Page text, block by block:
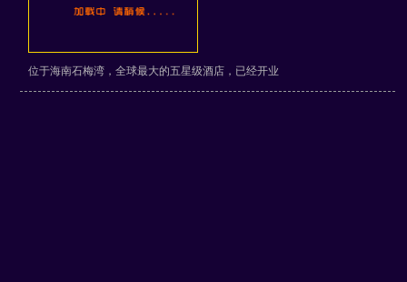
位于海南石梅湾，全球最大的五星级酒店，已经开业